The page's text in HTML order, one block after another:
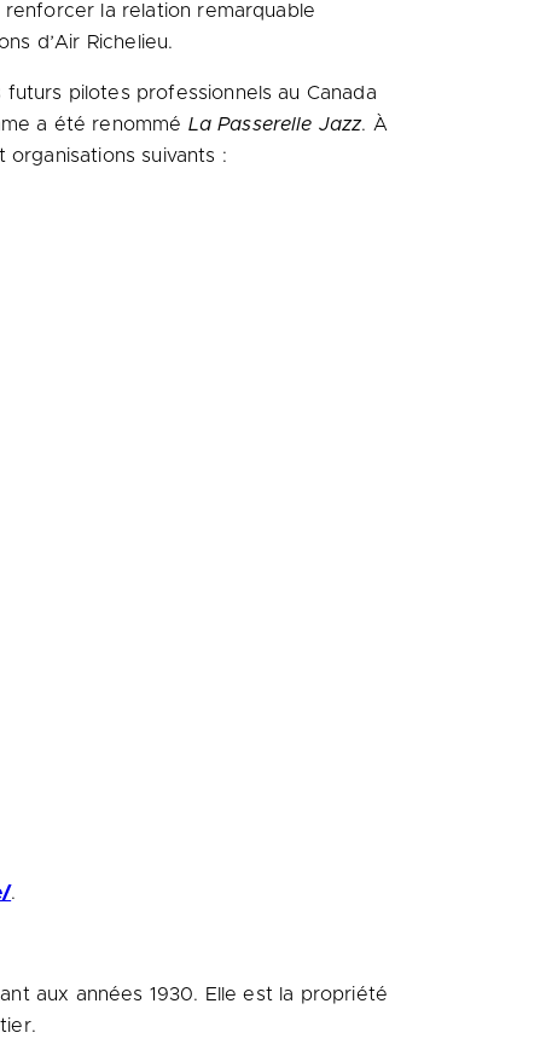
la relation remarquable
d’Air Richelieu.
pilotes professionnels au Canada
a été renommé La Passerelle Jazz. À
organisations suivants :
.
aux années 1930. Elle est la propriété